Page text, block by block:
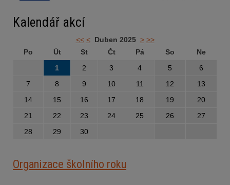
Kalendář akcí
<< < Duben 2025 > >>
Po
Út St Čt Pá So
Ne
1
2 3 4 5
6
7
8 9 10 11 12
13
14
15 16 17 18 19
20
21
22 23 24 25 26
27
28
29 30
Organizace školního roku